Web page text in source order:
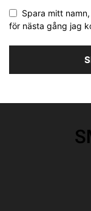
Spara mitt
för nästa gång jag